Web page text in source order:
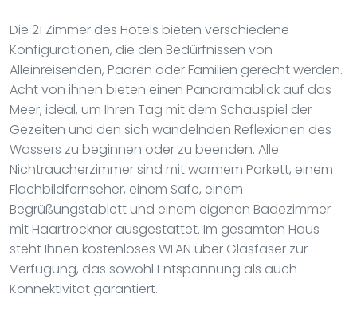
Die 21 Zimmer des Hotels bieten verschiedene
Konfigurationen, die den Bedürfnissen von
Alleinreisenden, Paaren oder Familien gerecht werden.
Acht von ihnen bieten einen Panoramablick auf das
Meer, ideal, um Ihren Tag mit dem Schauspiel der
Gezeiten und den sich wandelnden Reflexionen des
Wassers zu beginnen oder zu beenden. Alle
Nichtraucherzimmer sind mit warmem Parkett, einem
Flachbildfernseher, einem Safe, einem
Begrüßungstablett und einem eigenen Badezimmer
mit Haartrockner ausgestattet. Im gesamten Haus
steht Ihnen kostenloses WLAN über Glasfaser zur
Verfügung, das sowohl Entspannung als auch
Konnektivität garantiert.